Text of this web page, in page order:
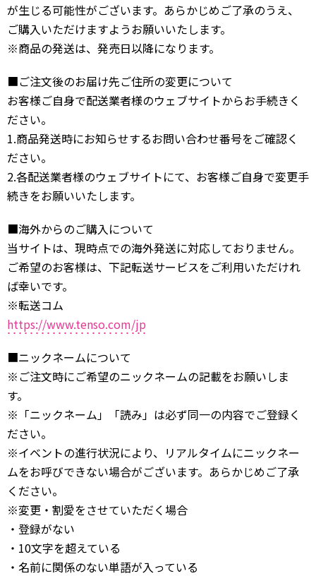
が生じる可能性がございます。あらかじめご了承のうえ、
ご購入いただけますようお願いいたします。
※商品の発送は、発売日以降になります。
■ご注文後のお届け先ご住所の変更について
お客様ご自身で配送業者様のウェブサイトからお手続きく
ださい。
1.商品発送時にお知らせするお問い合わせ番号をご確認く
ださい。
2.各配送業者様のウェブサイトにて、お客様ご自身で変更手
続きをお願いいたします。
■海外からのご購入について
当サイトは、現時点での海外発送に対応しておりません。
ご希望のお客様は、下記転送サービスをご利用いただけれ
ば幸いです。
※転送コム
https://www.tenso.com/jp
■ニックネームについて
※ご注文時にご希望のニックネームの記載をお願いしま
す。
※「ニックネーム」「読み」は必ず同一の内容でご登録く
ださい。
※イベントの進行状況により、リアルタイムにニックネー
ムをお呼びできない場合がございます。あらかじめご了承
ください。
※変更・割愛をさせていただく場合
・登録がない
・10文字を超えている
・名前に関係のない単語が入っている